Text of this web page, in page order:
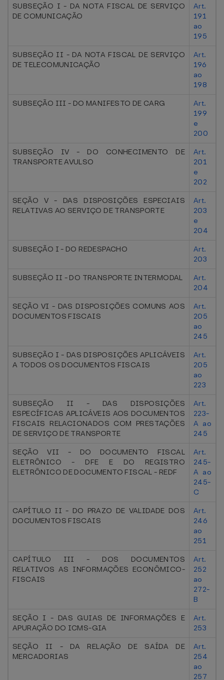
SUBSEÇÃO I - DA NOTA FISCAL DE SERVIÇO
DE COMUNICAÇÃO
Art.
191
ao
195
SUBSEÇÃO II - DA NOTA FISCAL DE SERVIÇO
DE TELECOMUNICAÇÃO
Art.
196
ao
198
SUBSEÇÃO III - DO MANIFESTO DE CARG
Art.
199
e
200
SUBSEÇÃO IV - DO CONHECIMENTO DE
TRANSPORTE AVULSO
Art.
201
e
202
SEÇÃO V - DAS DISPOSIÇÕES ESPECIAIS
RELATIVAS AO SERVIÇO DE TRANSPORTE
Art.
203
e
204
SUBSEÇÃO I - DO REDESPACHO
Art.
203
SUBSEÇÃO II - DO TRANSPORTE INTERMODAL
Art.
204
SEÇÃO VI - DAS DISPOSIÇÕES COMUNS AOS
DOCUMENTOS FISCAIS
Art.
205
ao
245
SUBSEÇÃO I - DAS DISPOSIÇÕES APLICÁVEIS
A TODOS OS DOCUMENTOS FISCAIS
Art.
205
ao
223
SUBSEÇÃO II - DAS DISPOSIÇÕES
ESPECÍFICAS APLICÁVEIS AOS DOCUMENTOS
FISCAIS RELACIONADOS COM PRESTAÇÕES
DE SERVIÇO DE TRANSPORTE
Art.
223-
A ao
245
SEÇÃO VII - DO DOCUMENTO FISCAL
ELETRÔNICO - DFE E DO REGISTRO
ELETRÔNICO DE DOCUMENTO FISCAL - REDF
Art.
245-
A ao
245-
C
CAPÍTULO II - DO PRAZO DE VALIDADE DOS
DOCUMENTOS FISCAIS
Art.
246
ao
251
CAPÍTULO III - DOS DOCUMENTOS
RELATIVOS AS INFORMAÇÕES ECONÔMICO-
FISCAIS
Art.
252
ao
272-
B
SEÇÃO I - DAS GUIAS DE INFORMAÇÕES E
APURAÇÃO DO ICMS-GIA
Art.
253
SEÇÃO II - DA RELAÇÃO DE SAÍDA DE
MERCADORIAS
Art.
254
ao
257